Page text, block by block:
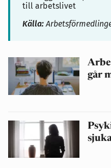
till arbetslivet
Källa:
går